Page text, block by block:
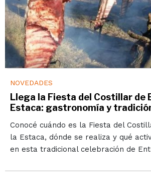
NOVEDADES
Llega la Fiesta del Costillar de
Estaca: gastronomía y
Conocé cuándo es la Fiesta del
la Estaca, dónde se realiza y qué
en esta tradicional celebración de